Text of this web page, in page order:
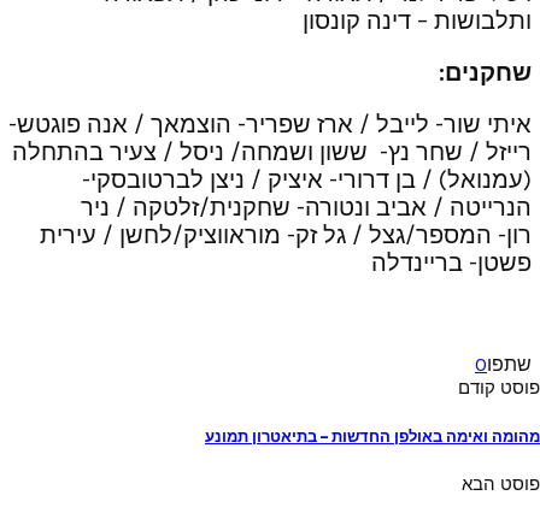
ותלבושות – דינה קונסון
שחקנים:
איתי שור- לייבל / ארז שפריר- הוצמאך / אנה פוגטש-
רייזל / שחר נץ- ששון ושמחה/ ניסל / צעיר בהתחלה
(עמנואל) / בן דרורי- איציק / ניצן לברטובסקי-
הנרייטה / אביב ונטורה- שחקנית/זלטקה / ניר
רון- המספר/גצל / גל זק- מוראווציק/לחשן / עירית
פשטן- בריינדלה
שתפו0
פוסט קודם
מהומה ואימה באולפן החדשות – בתיאטרון תמונע
פוסט הבא